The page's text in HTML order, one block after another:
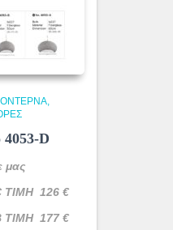
D
μας
ΤΙΜΗ 126 €
ΤΙΜΗ 177 €